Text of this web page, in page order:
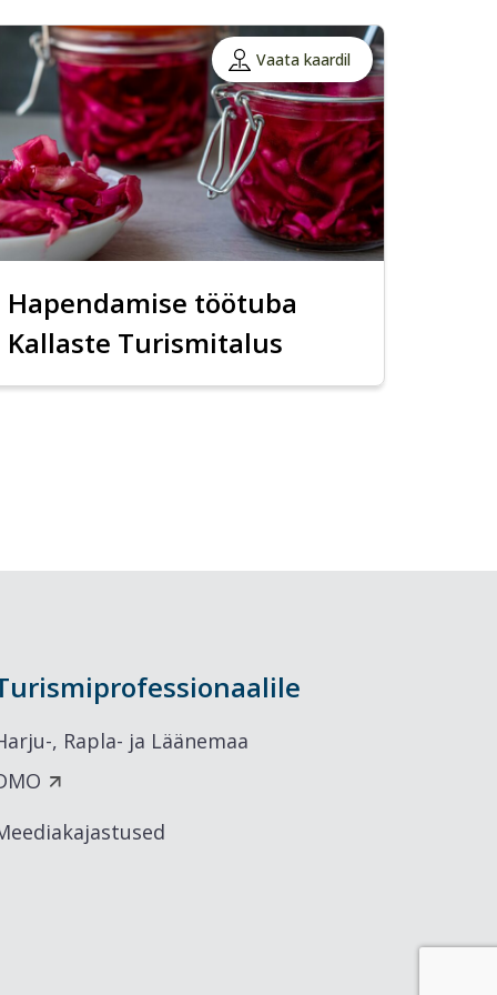
Vaata kaardil
Hapendamise töötuba
Kallaste Turismitalus
, Rapla- ja Läänemaa